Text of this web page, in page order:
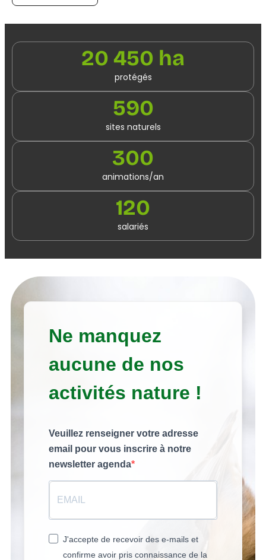
20 450 ha
protégés
590
sites naturels
300
animations/an
120
salariés
Ne manquez
aucune de nos
activités nature !
Veuillez renseigner votre adresse
email pour vous inscrire à notre
newsletter agenda
J'accepte de recevoir des e-mails et
confirme avoir pris connaissance de la